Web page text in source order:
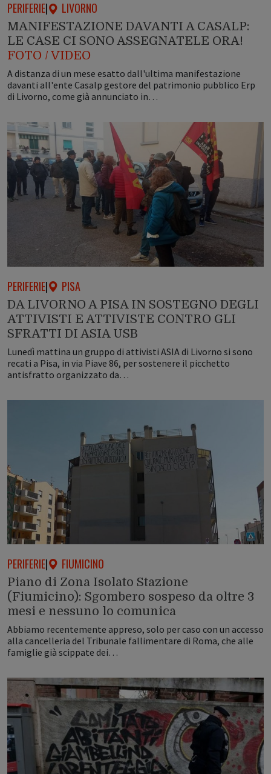
PERIFERIE| LIVORNO
MANIFESTAZIONE DAVANTI A CASALP:
LE CASE CI SONO ASSEGNATELE ORA!
FOTO / VIDEO
A distanza di un mese esatto dall'ultima manifestazione
davanti all'ente Casalp gestore del patrimonio pubblico Erp
di Livorno, come già annunciato in…
PERIFERIE| PISA
DA LIVORNO A PISA IN SOSTEGNO DEGLI
ATTIVISTI E ATTIVISTE CONTRO GLI
SFRATTI DI ASIA USB
Lunedì mattina un gruppo di attivisti ASIA di Livorno si sono
recati a Pisa, in via Piave 86, per sostenere il picchetto
antisfratto organizzato da…
PERIFERIE| FIUMICINO
Piano di Zona Isolato Stazione
(Fiumicino): Sgombero sospeso da oltre 3
mesi e nessuno lo comunica
Abbiamo recentemente appreso, solo per caso con un accesso
alla cancelleria del Tribunale fallimentare di Roma, che alle
famiglie già scippate dei…